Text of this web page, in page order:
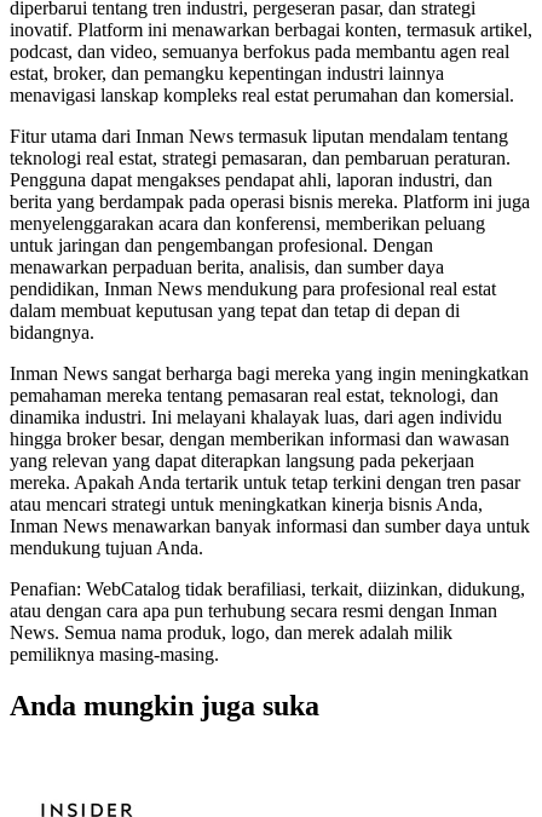
diperbarui tentang tren industri, pergeseran pasar, dan strategi
inovatif. Platform ini menawarkan berbagai konten, termasuk artikel,
podcast, dan video, semuanya berfokus pada membantu agen real
estat, broker, dan pemangku kepentingan industri lainnya
menavigasi lanskap kompleks real estat perumahan dan komersial.
Fitur utama dari Inman News termasuk liputan mendalam tentang
teknologi real estat, strategi pemasaran, dan pembaruan peraturan.
Pengguna dapat mengakses pendapat ahli, laporan industri, dan
berita yang berdampak pada operasi bisnis mereka. Platform ini juga
menyelenggarakan acara dan konferensi, memberikan peluang
untuk jaringan dan pengembangan profesional. Dengan
menawarkan perpaduan berita, analisis, dan sumber daya
pendidikan, Inman News mendukung para profesional real estat
dalam membuat keputusan yang tepat dan tetap di depan di
bidangnya.
Inman News sangat berharga bagi mereka yang ingin meningkatkan
pemahaman mereka tentang pemasaran real estat, teknologi, dan
dinamika industri. Ini melayani khalayak luas, dari agen individu
hingga broker besar, dengan memberikan informasi dan wawasan
yang relevan yang dapat diterapkan langsung pada pekerjaan
mereka. Apakah Anda tertarik untuk tetap terkini dengan tren pasar
atau mencari strategi untuk meningkatkan kinerja bisnis Anda,
Inman News menawarkan banyak informasi dan sumber daya untuk
mendukung tujuan Anda.
Penafian: WebCatalog tidak berafiliasi, terkait, diizinkan, didukung,
atau dengan cara apa pun terhubung secara resmi dengan Inman
News. Semua nama produk, logo, dan merek adalah milik
pemiliknya masing-masing.
Anda mungkin juga suka